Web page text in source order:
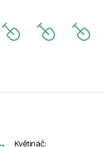
Květináč: